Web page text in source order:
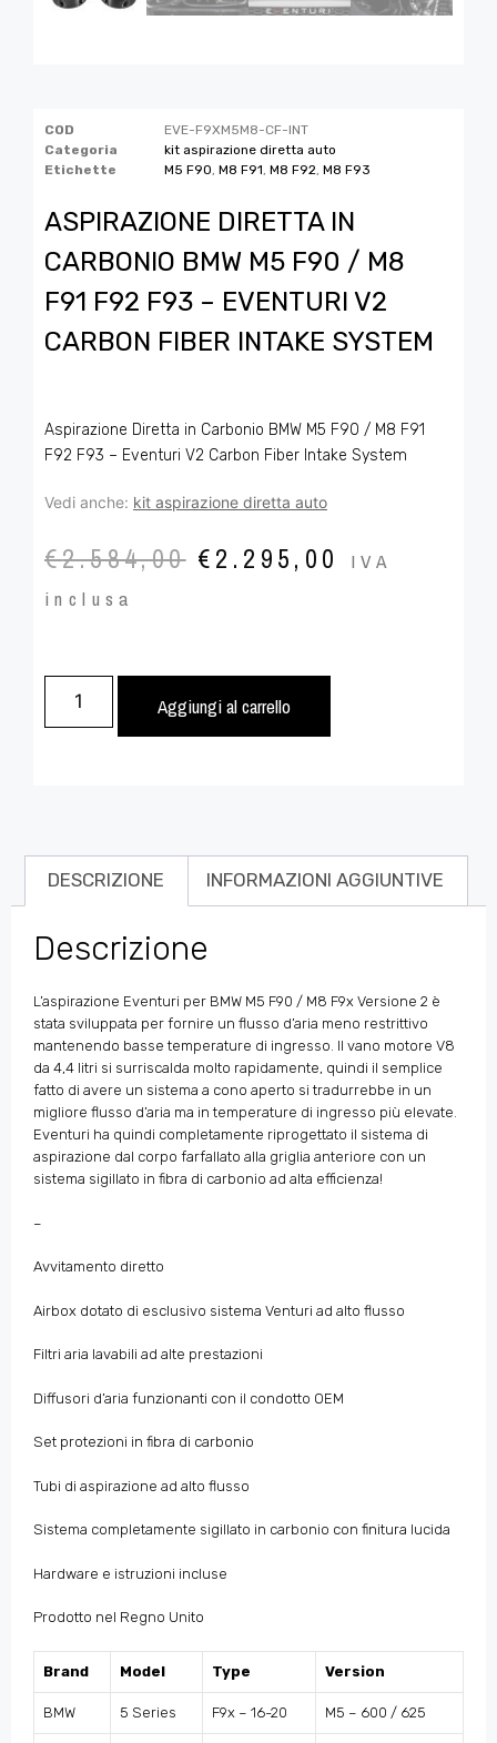
COD
EVE-F9XM5M8-CF-INT
Categoria
kit aspirazione diretta auto
Etichette
M5 F90, M8 F91, M8 F92, M8 F93
ASPIRAZIONE DIRETTA IN
CARBONIO BMW M5 F90 / M8
F91 F92 F93 – EVENTURI V2
CARBON FIBER INTAKE SYSTEM
Aspirazione Diretta in Carbonio BMW M5 F90 / M8 F91
F92 F93 – Eventuri V2 Carbon Fiber Intake System
Vedi anche: kit aspirazione diretta auto
€2.584,00 €2.295,00
IVA
inclusa
Aggiungi al carrello
DESCRIZIONE INFORMAZIONI AGGIUNTIVE
Descrizione
L’aspirazione Eventuri per BMW M5 F90 / M8 F9x Versione 2 è
stata sviluppata per fornire un flusso d’aria meno restrittivo
mantenendo basse temperature di ingresso. Il vano motore V8
da 4,4 litri si surriscalda molto rapidamente, quindi il semplice
fatto di avere un sistema a cono aperto si tradurrebbe in un
migliore flusso d’aria ma in temperature di ingresso più elevate.
Eventuri ha quindi completamente riprogettato il sistema di
aspirazione dal corpo farfallato alla griglia anteriore con un
sistema sigillato in fibra di carbonio ad alta efficienza!
–
Avvitamento diretto
Airbox dotato di esclusivo sistema Venturi ad alto flusso
Filtri aria lavabili ad alte prestazioni
Diffusori d’aria funzionanti con il condotto OEM
Set protezioni in fibra di carbonio
Tubi di aspirazione ad alto flusso
Sistema completamente sigillato in carbonio con finitura lucida
Hardware e istruzioni incluse
Prodotto nel Regno Unito
Brand Model Type Version
BMW 5 Series F9x – 16-20 M5 – 600 / 625